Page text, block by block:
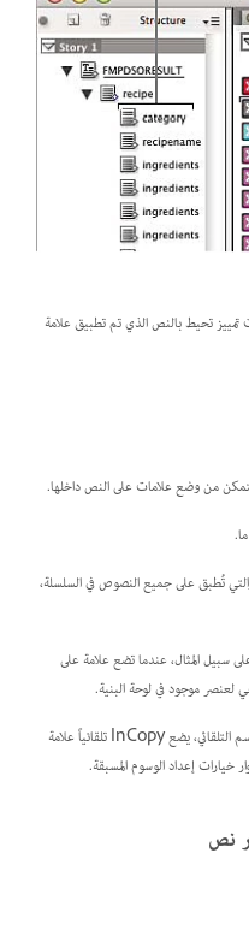
تمييز تحيط بالنص الذي تم تطبيق علامة
من وضع علامات على النص داخلها.
تُطبق على جميع النصوص في السلسلة،
المثال، عندما تضع علامة على
موجود في لوحة البنية.
عندما تضع علامة على عنصر داخل إطار بزر الوسم التلقائي، يضع InCopy تلقائياً علامة
خيارات إعداد الوسوم المسبقة.
نص